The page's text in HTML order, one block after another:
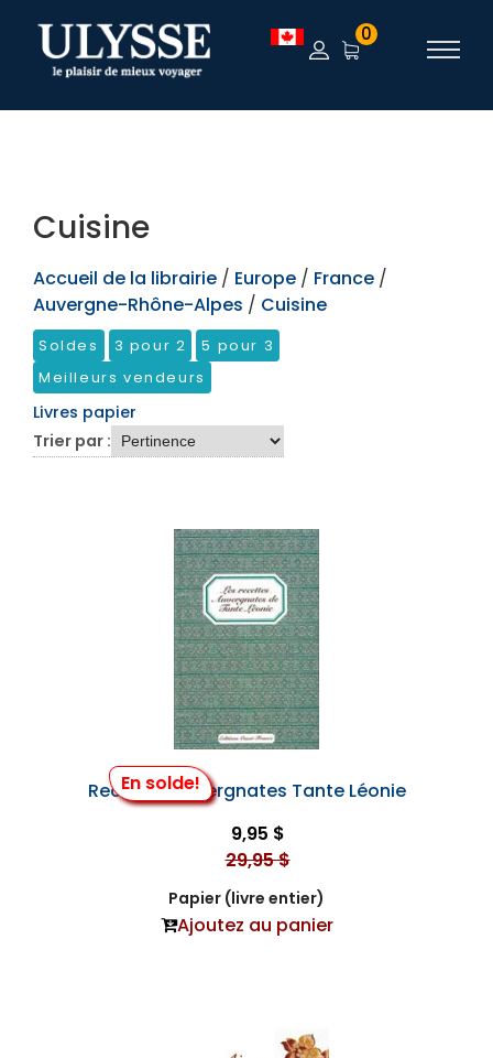
TEST 0
Cuisine
Accueil de la librairie / Europe / France /
Auvergne-Rhône-Alpes / Cuisine
Soldes 3 pour 2
5 pour 3
Meilleurs vendeurs
Livres papier
Trier par :
En solde!
Recettes Auvergnates Tante Léonie
9,95 $
29,95 $
Papier (livre entier)
Ajoutez au panier